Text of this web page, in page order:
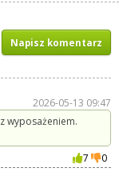
Napisz komentarz
2026-05-13 09:47
wyposażeniem.
7
0